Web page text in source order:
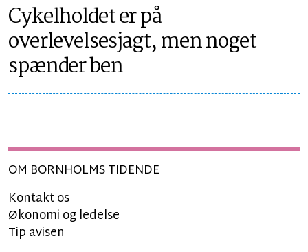
Cykelholdet er på
overlevelsesjagt, men noget
spænder ben
OM BORNHOLMS TIDENDE
Kontakt os
Økonomi og ledelse
Tip avisen